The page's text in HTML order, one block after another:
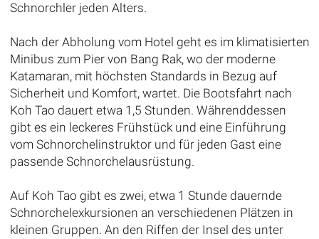
Schnorchler jeden Alters.
Nach der Abholung vom Hotel geht es im klimatisierten
Minibus zum Pier von Bang Rak, wo der moderne
Katamaran, mit höchsten Standards in Bezug auf
Sicherheit und Komfort, wartet. Die Bootsfahrt nach
Koh Tao dauert etwa 1,5 Stunden. Währenddessen
gibt es ein leckeres Frühstück und eine Einführung
vom Schnorchelinstruktor und für jeden Gast eine
passende Schnorchelausrüstung.
Auf Koh Tao gibt es zwei, etwa 1 Stunde dauernde
Schnorchelexkursionen an verschiedenen Plätzen in
kleinen Gruppen. An den Riffen der Insel des unter